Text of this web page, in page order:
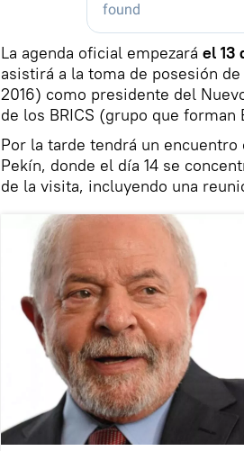
La agenda oficial empezará el 13
asistirá a la toma de posesión
2016) como presidente del
de los BRICS (grupo que
Por la tarde tendrá un
Pekín, donde el día 14 se
de la visita, incluyendo una